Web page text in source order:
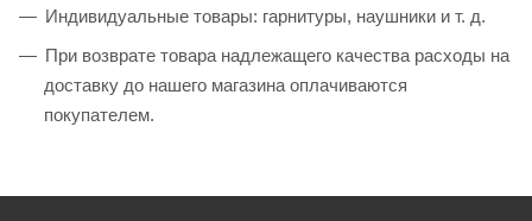
Индивидуальные товары: гарнитуры, наушники и т. д.
При возврате товара надлежащего качества расходы на
доставку до нашего магазина оплачиваются
покупателем.